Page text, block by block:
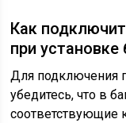
Как
при
Для подключения
убедитесь, что в
соответствующие